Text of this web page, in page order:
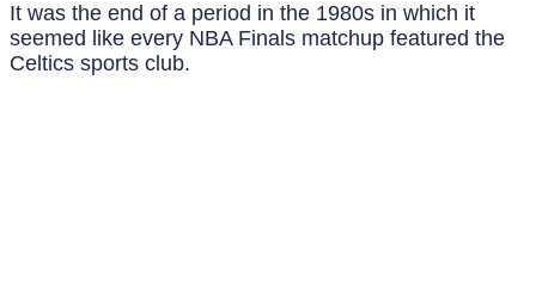
It was the end of a period in the 1980s in which it
seemed like every NBA Finals matchup featured the
Celtics sports club.